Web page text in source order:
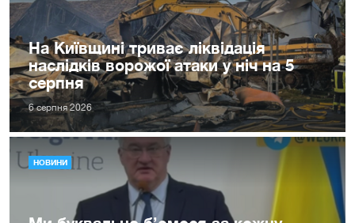
На Київщині триває ліквідація
наслідків ворожої атаки у ніч на 5
серпня
6 серпня 2026
НОВИНИ